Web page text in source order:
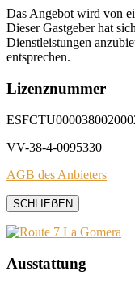
Das Angebot wird von
Dieser Gastgeber hat
Dienstleistungen
entsprechen.
Lizenznummer
VV-38-4-0095330
AGB des Anbieters
SCHLIEẞEN
Ausstattung